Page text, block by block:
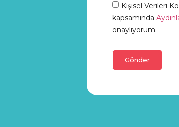
Kişisel Verileri
kapsamında
onaylıyorum.
Gönder